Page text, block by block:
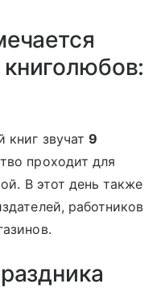
книг звучат 9
проходит для
В этот день также
работников